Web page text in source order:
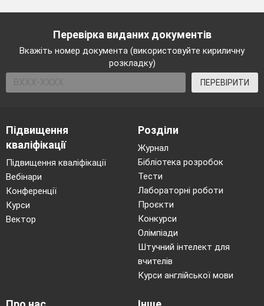
Перевірка виданих документів
Вкажіть номер документа (використовуйте кириличну
розкладку)
ПЕРЕВІРИТИ
Підвищення
кваліфікації
Підвищення кваліфікації
Вебінари
Конференції
Курси
Вектор
Розділи
Журнал
Бібліотека розробок
Тести
Лабораторні роботи
Проєкти
Конкурси
Олімпіади
Штучний інтелект для
вчителів
Курси англійської мови